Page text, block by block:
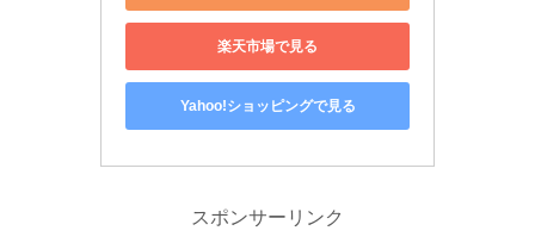
楽天市場で見る
Yahoo!ショッピングで見る
スポンサーリンク